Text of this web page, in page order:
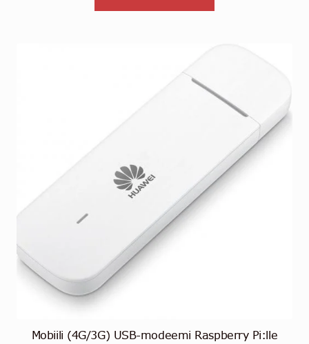
Mobiili (4G/3G) USB-modeemi Raspberry Pi:lle